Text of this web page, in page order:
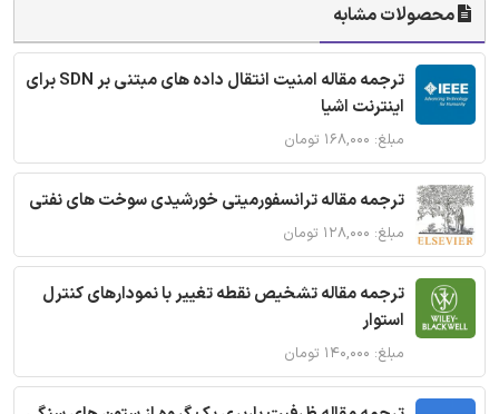
محصولات مشابه
ترجمه مقاله امنیت انتقال داده های مبتنی بر SDN برای
اینترنت اشیا
مبلغ: ۱۶۸,۰۰۰ تومان
ترجمه مقاله ترانسفورمیتی خورشیدی سوخت های نفتی
مبلغ: ۱۲۸,۰۰۰ تومان
ترجمه مقاله تشخیص نقطه تغییر با نمودارهای کنترل
استوار
مبلغ: ۱۴۰,۰۰۰ تومان